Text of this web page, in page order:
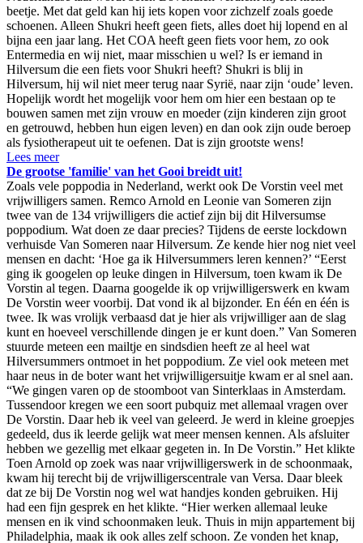
beetje. Met dat geld kan hij iets kopen voor zichzelf zoals goede
schoenen. Alleen Shukri heeft geen fiets, alles doet hij lopend en al
bijna een jaar lang. Het COA heeft geen fiets voor hem, zo ook
Entermedia en wij niet, maar misschien u wel? Is er iemand in
Hilversum die een fiets voor Shukri heeft? Shukri is blij in
Hilversum, hij wil niet meer terug naar Syrië, naar zijn ‘oude’ leven.
Hopelijk wordt het mogelijk voor hem om hier een bestaan op te
bouwen samen met zijn vrouw en moeder (zijn kinderen zijn groot
en getrouwd, hebben hun eigen leven) en dan ook zijn oude beroep
als fysiotherapeut uit te oefenen. Dat is zijn grootste wens!
Lees meer
De grootse 'familie' van het Gooi breidt uit!
Zoals vele poppodia in Nederland, werkt ook De Vorstin veel met
vrijwilligers samen. Remco Arnold en Leonie van Someren zijn
twee van de 134 vrijwilligers die actief zijn bij dit Hilversumse
poppodium. Wat doen ze daar precies? Tijdens de eerste lockdown
verhuisde Van Someren naar Hilversum. Ze kende hier nog niet veel
mensen en dacht: ‘Hoe ga ik Hilversummers leren kennen?’ “Eerst
ging ik googelen op leuke dingen in Hilversum, toen kwam ik De
Vorstin al tegen. Daarna googelde ik op vrijwilligerswerk en kwam
De Vorstin weer voorbij. Dat vond ik al bijzonder. En één en één is
twee. Ik was vrolijk verbaasd dat je hier als vrijwilliger aan de slag
kunt en hoeveel verschillende dingen je er kunt doen.” Van Someren
stuurde meteen een mailtje en sindsdien heeft ze al heel wat
Hilversummers ontmoet in het poppodium. Ze viel ook meteen met
haar neus in de boter want het vrijwilligersuitje kwam er al snel aan.
“We gingen varen op de stoomboot van Sinterklaas in Amsterdam.
Tussendoor kregen we een soort pubquiz met allemaal vragen over
De Vorstin. Daar heb ik veel van geleerd. Je werd in kleine groepjes
gedeeld, dus ik leerde gelijk wat meer mensen kennen. Als afsluiter
hebben we gezellig met elkaar gegeten in. In De Vorstin.” Het klikte
Toen Arnold op zoek was naar vrijwilligerswerk in de schoonmaak,
kwam hij terecht bij de vrijwilligerscentrale van Versa. Daar bleek
dat ze bij De Vorstin nog wel wat handjes konden gebruiken. Hij
had een fijn gesprek en het klikte. “Hier werken allemaal leuke
mensen en ik vind schoonmaken leuk. Thuis in mijn appartement bij
Philadelphia, maak ik ook alles zelf schoon. Ze vonden het knap,